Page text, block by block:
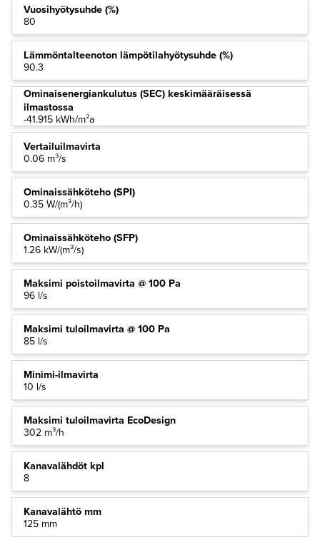
Vuosihyötysuhde (%)
80
Lämmöntalteenoton lämpötilahyötysuhde (%)
90.3
Ominaisenergiankulutus (SEC) keskimääräisessä
ilmastossa
-41.915 kWh/m²a
Vertailuilmavirta
0.06 m³/s
Ominaissähköteho (SPI)
0.35 W/(m³/h)
Ominaissähköteho (SFP)
1.26 kW/(m³/s)
Maksimi poistoilmavirta @ 100 Pa
96 l/s
Maksimi tuloilmavirta @ 100 Pa
85 l/s
Minimi-ilmavirta
10 l/s
Maksimi tuloilmavirta EcoDesign
302 m³/h
Kanavalähdöt kpl
8
Kanavalähtö mm
125 mm